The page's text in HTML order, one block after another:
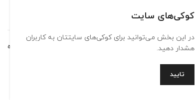
شرایط استفاده
کوکی‌های سایت
در این بخش می‌توانید برای کوکی‌های سایتتان به کاربران
هشدار دهید.
تایید